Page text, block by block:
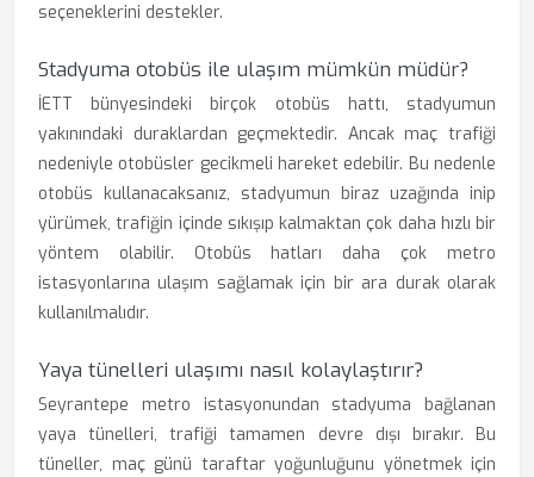
seçeneklerini destekler.
Stadyuma otobüs ile ulaşım mümkün müdür?
İETT bünyesindeki birçok otobüs hattı, stadyumun
yakınındaki duraklardan geçmektedir. Ancak maç trafiği
nedeniyle otobüsler gecikmeli hareket edebilir. Bu nedenle
otobüs kullanacaksanız, stadyumun biraz uzağında inip
yürümek, trafiğin içinde sıkışıp kalmaktan çok daha hızlı bir
yöntem olabilir. Otobüs hatları daha çok metro
istasyonlarına ulaşım sağlamak için bir ara durak olarak
kullanılmalıdır.
Yaya tünelleri ulaşımı nasıl kolaylaştırır?
Seyrantepe metro istasyonundan stadyuma bağlanan
yaya tünelleri, trafiği tamamen devre dışı bırakır. Bu
tüneller, maç günü taraftar yoğunluğunu yönetmek için